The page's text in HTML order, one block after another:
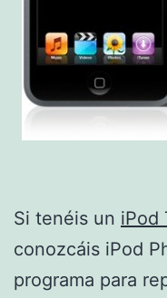
Si tenéis un iPod
conozcáis iPod
programa para